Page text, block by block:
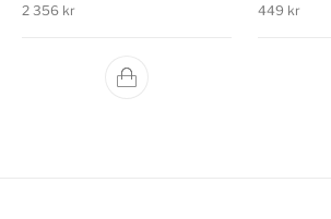
2 356 kr
449 kr